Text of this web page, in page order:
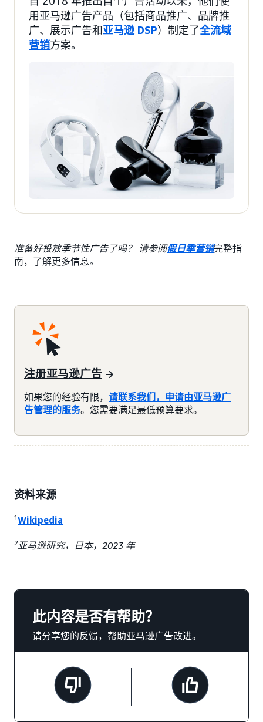
用亚马逊广告产品（包括商品推广、品牌推
广、展示广告和亚马逊 DSP）制定了全流域
营销方案。
准备好投放季节性广告了吗？ 请参阅假日季营销完整指
南，了解更多信息。
注册亚马逊广告
如果您的经验有限， 请联系我们，申请由亚马逊广
告管理的服务。您需要满足最低预算要求。
资料来源
1Wikipedia
2 亚马逊研究，日本，2023 年
此内容是否有帮助？
请分享您的反馈，帮助亚马逊广告改进。